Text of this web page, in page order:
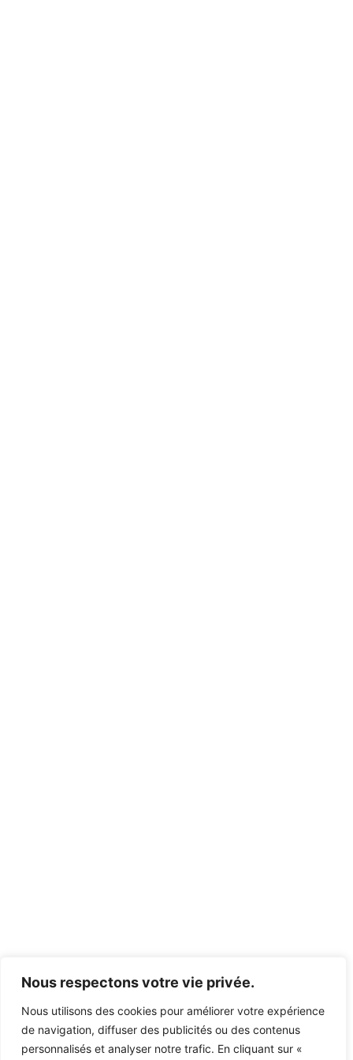
Nous respectons votre vie privée.
Nous utilisons des cookies pour améliorer votre expérience
de navigation, diffuser des publicités ou des contenus
personnalisés et analyser notre trafic. En cliquant sur «